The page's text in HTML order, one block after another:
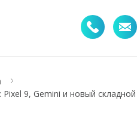
9, Gemini и новый складной